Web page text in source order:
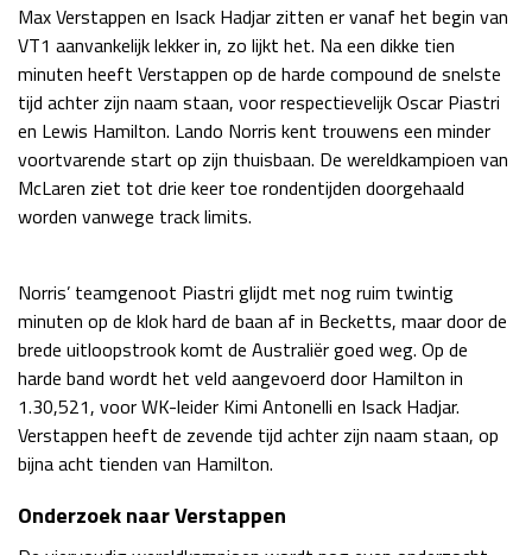
GP QATAR 2026 27 - 29 nov
Race
zo 17:00 - 19:00
Kwalificatie
za 15:00 - 16:00
Race
zo 14:00 - 16:00
Max Verstappen en Isack Hadjar zitten er vanaf het begin van
VT1 aanvankelijk lekker in, zo lijkt het. Na een dikke tien
minuten heeft Verstappen op de harde compound de snelste
tijd achter zijn naam staan, voor respectievelijk Oscar Piastri
en Lewis Hamilton. Lando Norris kent trouwens een minder
voortvarende start op zijn thuisbaan. De wereldkampioen van
McLaren ziet tot drie keer toe rondentijden doorgehaald
worden vanwege track limits.
Norris’ teamgenoot Piastri glijdt met nog ruim twintig
minuten op de klok hard de baan af in Becketts, maar door de
brede uitloopstrook komt de Australiër goed weg. Op de
harde band wordt het veld aangevoerd door Hamilton in
1.30,521, voor WK-leider Kimi Antonelli en Isack Hadjar.
Verstappen heeft de zevende tijd achter zijn naam staan, op
bijna acht tienden van Hamilton.
Onderzoek naar Verstappen